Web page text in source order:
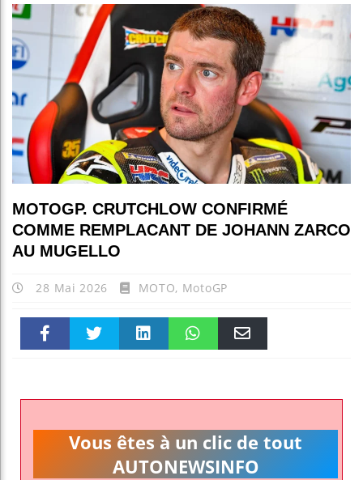
MOTOGP. CRUTCHLOW CONFIRMÉ
COMME REMPLACANT DE JOHANN ZARCO
AU MUGELLO
28 Mai 2026 MOTO, MotoGP
k pt
Vous êtes à un clic de tout
AUTONEWSINFO